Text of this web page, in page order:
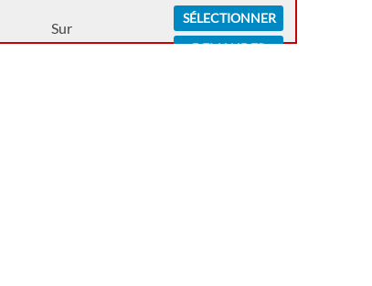
Sur
SÉLECTIONNER
DEMANDER